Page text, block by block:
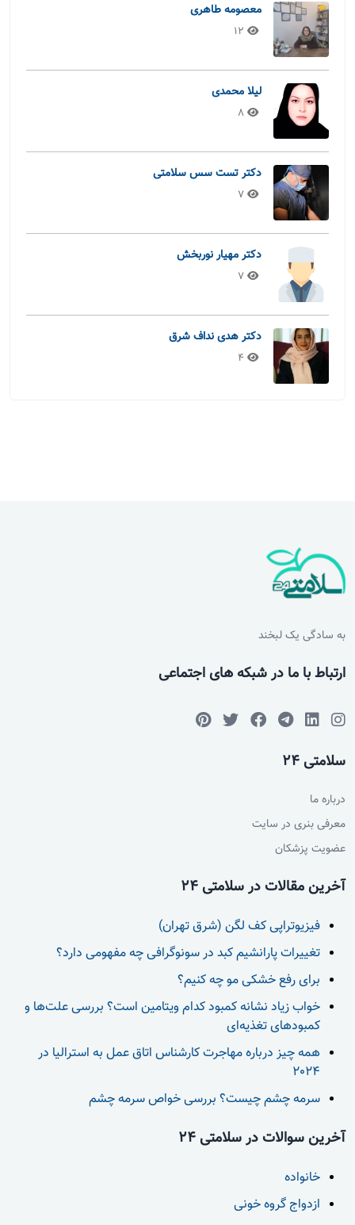
معصومه طاهری
12
لیلا محمدی
8
دکتر تست سس سلامتی
7
دکتر مهیار نوربخش
7
دکتر هدی نداف شرق
4
به سادگی یک لبخند
ارتباط با ما در شبکه های اجتماعی
سلامتی 24
درباره ما
معرفی بنری در سایت
عضویت پزشکان
آخرین مقالات در سلامتی 24
فیزیوتراپی کف لگن (شرق تهران)
تغییرات پارانشیم کبد در سونوگرافی چه مفهومی دارد؟
برای رفع خشکی مو چه کنیم؟
خواب زیاد نشانه کمبود کدام ویتامین است؟ بررسی علت‌ها و
کمبودهای تغذیه‌ای
همه چیز درباره مهاجرت کارشناس اتاق عمل به استرالیا در
2024
سرمه چشم چیست؟ بررسی خواص سرمه چشم
آخرین سوالات در سلامتی 24
خانواده
ازدواج گروه خونی